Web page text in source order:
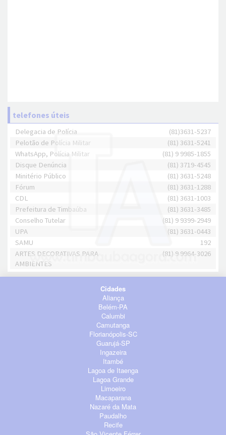
telefones úteis
Delegacia de Polícia
(81)3631-5237
Pelotão de Polícia Militar
(81) 3631-5241
WhatsApp, Polícia Militar
(81) 9 9985-1855
Disque Denúncia
(81) 3719-4545
Minitério Público
(81) 3631-5248
Fórum
(81) 3631-1288
CDL
(81) 3631-1003
Prefeitura de Timbaúba
(81) 3631-3485
Conselho Tutelar
(81) 9 9399-2949
UPA
(81) 3631-0443
SAMU
192
ARTES DECORATIVAS PARA
AMBIENTES
(81) 9 9964-3026
Cidades
Aliança
Belém-PA
Calumbi
Camutanga
Florianópolis-SC
Guarujá-SP
Ingazeira
Itambé
Lagoa de Itaenga
Lagoa Grande
Limoeiro
Macaparana
Nazaré da Mata
Paudalho
Recife